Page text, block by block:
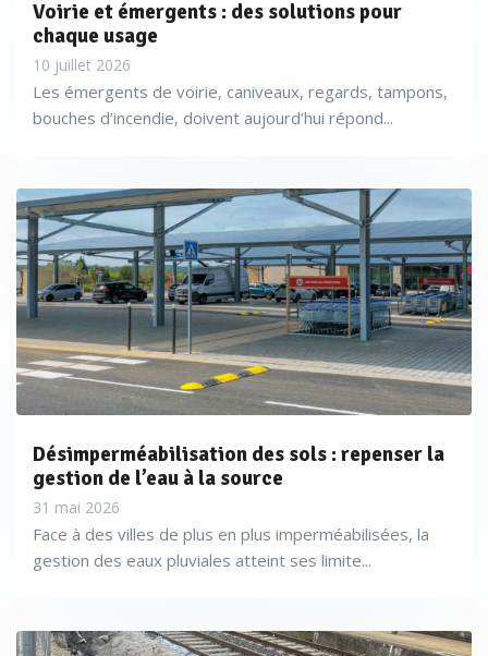
Voirie et émergents : des solutions pour
chaque usage
10 juillet 2026
Les émergents de voirie, caniveaux, regards, tampons,
bouches d’incendie, doivent aujourd’hui répond...
Désimperméabilisation des sols : repenser la
gestion de l’eau à la source
31 mai 2026
Face à des villes de plus en plus imperméabilisées, la
gestion des eaux pluviales atteint ses limite...